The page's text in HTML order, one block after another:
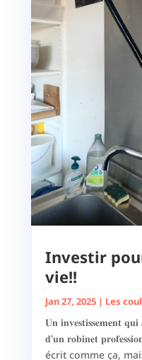
Investir
vie!!
Jan 27, 2025| Les
𝐔𝐧 𝐢𝐧𝐯𝐞𝐬𝐭𝐢𝐬𝐬𝐞𝐦𝐞𝐧𝐭 𝐪𝐮𝐢
𝐝'𝐮𝐧 𝐫𝐨𝐛𝐢𝐧𝐞𝐭
écrit comme ça,